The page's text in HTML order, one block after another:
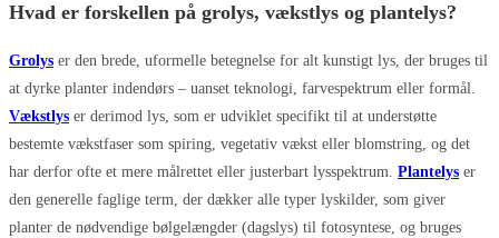
Hvad er forskellen på grolys, vækstlys og plantelys?
Grolys er den brede, uformelle betegnelse for alt kunstigt lys, der bruges til
at dyrke planter indendørs – uanset teknologi, farvespektrum eller formål.
Vækstlys er derimod lys, som er udviklet specifikt til at understøtte
bestemte vækstfaser som spiring, vegetativ vækst eller blomstring, og det
har derfor ofte et mere målrettet eller justerbart lysspektrum. Plantelys er
den generelle faglige term, der dækker alle typer lyskilder, som giver
planter de nødvendige bølgelængder (dagslys) til fotosyntese, og bruges